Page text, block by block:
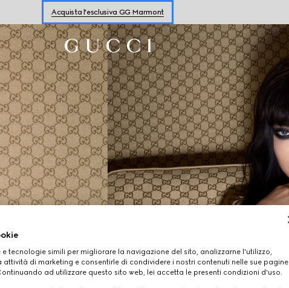
Acquista l'esclusiva GG Marmont
Acquista sneaker dadonnaeda uomo
Acquista l'esclusiva GG Marmont
e tecnologie simili per migliorare la navigazione del sito, analizzarne l'utilizzo,
attività di marketing e consentirle di condividere i nostri contenuti nelle sue pagine
ad utilizzare questo sito web, lei accetta le presenti condizioni d'uso.